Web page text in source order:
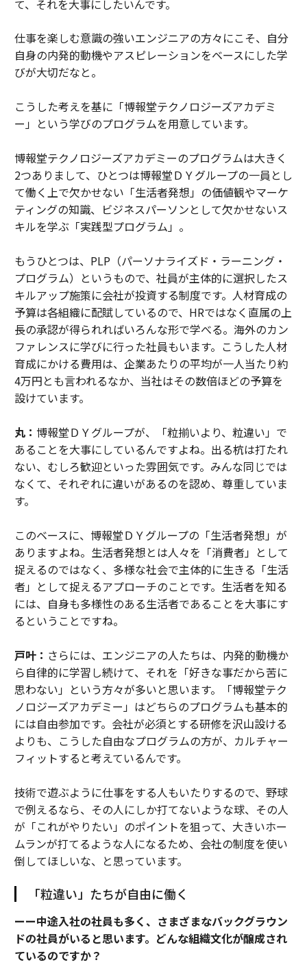
て、それを大事にしたいんです。
仕事を楽しむ意識の強いエンジニアの方々にこそ、自分
自身の内発的動機やアスピレーションをベースにした学
びが大切だなと。
こうした考えを基に「博報堂テクノロジーズアカデミ
ー」という学びのプログラムを用意しています。
博報堂テクノロジーズアカデミーのプログラムは大きく
2つありまして、ひとつは博報堂ＤＹグループの一員とし
て働く上で欠かせない「生活者発想」の価値観やマーケ
ティングの知識、ビジネスパーソンとして欠かせないス
キルを学ぶ「実践型プログラム」。
もうひとつは、PLP（パーソナライズド・ラーニング・
プログラム）というもので、社員が主体的に選択したス
キルアップ施策に会社が投資する制度です。人材育成の
予算は各組織に配賦しているので、HRではなく直属の上
長の承認が得られればいろんな形で学べる。海外のカン
ファレンスに学びに行った社員もいます。こうした人材
育成にかける費用は、企業あたりの平均が一人当たり約
4万円とも言われるなか、当社はその数倍ほどの予算を
設けています。
丸： 博報堂ＤＹグループが、「粒揃いより、粒違い」で
あることを大事にしているんですよね。出る杭は打たれ
ない、むしろ歓迎といった雰囲気です。みんな同じでは
なくて、それぞれに違いがあるのを認め、尊重していま
す。
このベースに、博報堂ＤＹグループの「生活者発想」が
ありますよね。生活者発想とは人々を「消費者」として
捉えるのではなく、多様な社会で主体的に生きる「生活
者」として捉えるアプローチのことです。生活者を知る
には、自身も多様性のある生活者であることを大事にす
るということですね。
戸叶： さらには、エンジニアの人たちは、内発的動機か
ら自律的に学習し続けて、それを「好きな事だから苦に
思わない」という方々が多いと思います。「博報堂テク
ノロジーズアカデミー」はどちらのプログラムも基本的
には自由参加です。会社が必須とする研修を沢山設ける
よりも、こうした自由なプログラムの方が、カルチャー
フィットすると考えているんです。
技術で遊ぶように仕事をする人もいたりするので、野球
で例えるなら、その人にしか打てないような球、その人
が「これがやりたい」のポイントを狙って、大きいホー
ムランが打てるような人になるため、会社の制度を使い
倒してほしいな、と思っています。
「粒違い」たちが自由に働く
ーー中途入社の社員も多く、さまざまなバックグラウン
ドの社員がいると思います。どんな組織文化が醸成され
ているのですか？